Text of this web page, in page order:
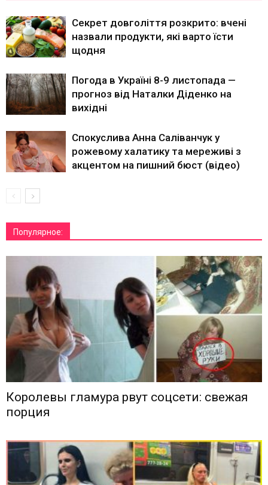
Секрет довголіття розкрито: вчені
назвали продукти, які варто їсти
щодня
Погода в Україні 8-9 листопада —
прогноз від Наталки Діденко на
вихідні
Спокуслива Анна Саліванчук у
рожевому халатику та мереживі з
акцентом на пишний бюст (відео)
Популярное:
Королевы гламура рвут соцсети: свежая
порция